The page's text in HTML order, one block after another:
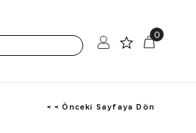
0
< < Önceki Sayfaya Dön